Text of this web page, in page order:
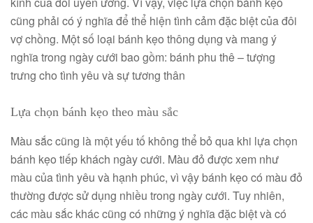
cũng phải có ý nghĩa để thể hiện tình cảm đặc biệt của đôi
vợ chồng. Một số loại bánh kẹo thông dụng và mang ý
nghĩa trong ngày cưới bao gồm: bánh phu thê – tượng
trưng cho tình yêu và sự tương thân
Lựa chọn bánh kẹo theo màu sắc
Màu sắc cũng là một yếu tố không thể bỏ qua khi lựa chọn
bánh kẹo tiếp khách ngày cưới. Màu đỏ được xem như
màu của tình yêu và hạnh phúc, vì vậy bánh kẹo có màu đỏ
thường được sử dụng nhiều trong ngày cưới. Tuy nhiên,
các màu sắc khác cũng có những ý nghĩa đặc biệt và có